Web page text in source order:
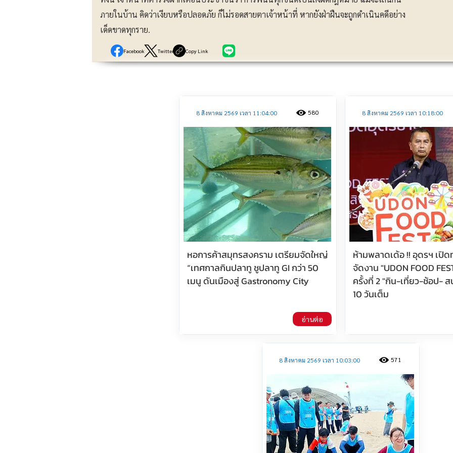
ภายในบ้าน คิดว่าเงียบหรือปลอดภัย ก็ไม่รอดสายตาเจ้าหน้าที่ หากยังฝ่าฝืนจะถูกดำเนินคดีอย่าง
เด็ดขาดทุกราย.
Facebook Twitter Copy Link
ประชาสัมพันธ์
8 สิงหาคม 2569 เวลา 11:04:00
หอการค้าสมุทรสงคราม เตรียมจัดใหญ่
“เทศกาลกินปลาทู ชูปลาทู GI กว่า 50
เมนู ดันเมืองสู่ Gastronomy City
580
อ่านต่อ
8 สิงหาคม 2569 เวลา 10:18:00
ห้ามพลาดเด้อ !! อุดรฯ เปิด
จัดงาน "UDON FOOD
ครั้งที่ 2 "กิน-เที่ยว-ช้อป-
10 วันเต็ม
8 สิงหาคม 2569 เวลา 10:03:00 571